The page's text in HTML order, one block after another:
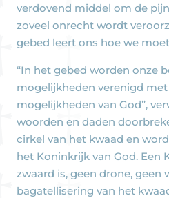
verdovend middel om de
zoveel onrecht wordt
gebed leert ons hoe we
“In het gebed worden onze
mogelijkheden verenigd
mogelijkheden van God”,
woorden en daden
cirkel van het kwaad en
het Koninkrijk van God. Een
zwaard is, geen drone, geen
bagatellisering van het